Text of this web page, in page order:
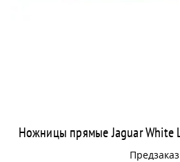
Ножницы прямые Jaguar White
Предзаказ